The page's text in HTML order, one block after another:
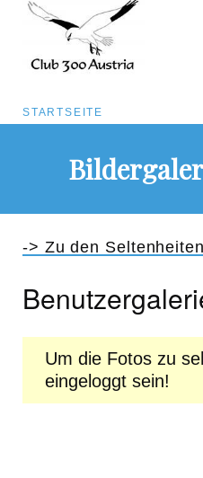
Inhalt
Pfadnavigation
STARTSEITE
-> Zu den Seltenheiten
Um die Fotos zu
eingeloggt sein!